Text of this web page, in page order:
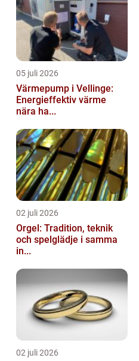
05 juli 2026
Värmepump i Vellinge:
Energieffektiv värme
nära ha...
02 juli 2026
Orgel: Tradition, teknik
och spelglädje i samma
in...
02 juli 2026